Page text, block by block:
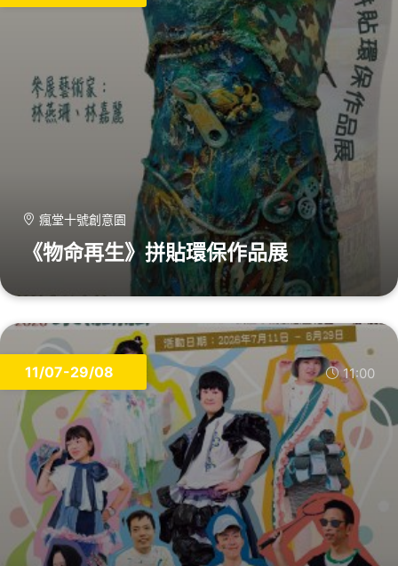
瘋堂十號創意園
《物命再生》拼貼環保作品展
11/07-29/08 11:00